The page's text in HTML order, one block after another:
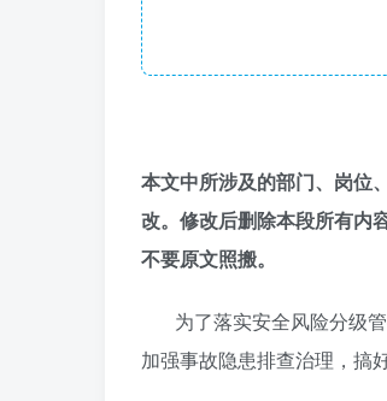
本文中所涉及的部门、 岗位、
改。 修改后删除本段所有内
不要原文照搬。
为了落实安全风险分级管
加强事故隐患排查治理，搞